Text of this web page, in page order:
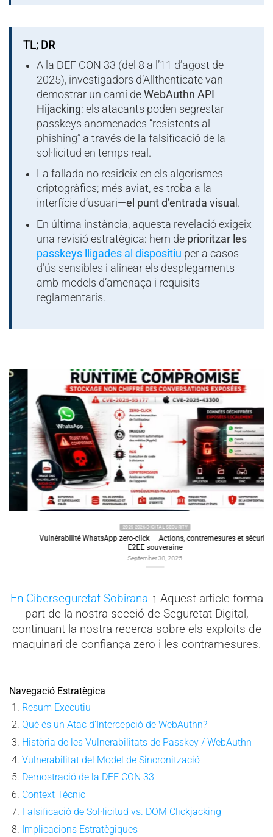
TL; DR
A la DEF CON 33 (del 8 a l’11 d’agost de
2025), investigadors d’Allthenticate van
demostrar un camí deWebAuthn API
Hijacking: els atacants poden segrestar
passkeys anomenades “resistents al
phishing” a través de la falsificació de la
sol·licitud en temps real.
La fallada no resideix en els algorismes
criptogràfics; més aviat, es troba a la
interfície d’usuari—el punt d’entrada visua l.
En última instància, aquesta revelació exigeix
una revisió estratègica: hem de prioritzar les
passkeys lligades al dispositiu per a casos
d’ús sensibles i alinear els desplegaments
amb models d’amenaça i requisits
reglamentaris.
2025 2026 DIGITAL SECURITY
Vulnérabilité WhatsApp zero-click — Actions, contremesures et sécurité
E2EE souveraine
September 30, 2025
En Ciberseguretat Sobirana ↑ Aquest article forma
part de la nostra secció de Seguretat Digital,
continuant la nostra recerca sobre els exploits de
maquinari de confiança zero i les contramesures.
Navegació Estratègica
Resum Executiu
Què és un Atac d’Intercepció de WebAuthn?
Història de les Vulnerabilitats de Passkey / WebAuthn
Vulnerabilitat del Model de Sincronització
Demostració de la DEF CON 33
Context Tècnic
Falsificació de Sol·licitud vs. DOM Clickjacking
Implicacions Estratègiques